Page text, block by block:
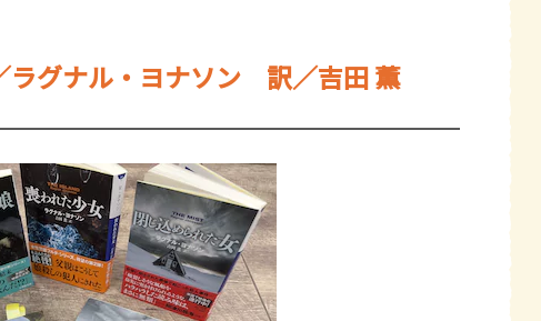
ラグナル・ヨナソン 訳／吉田 薫